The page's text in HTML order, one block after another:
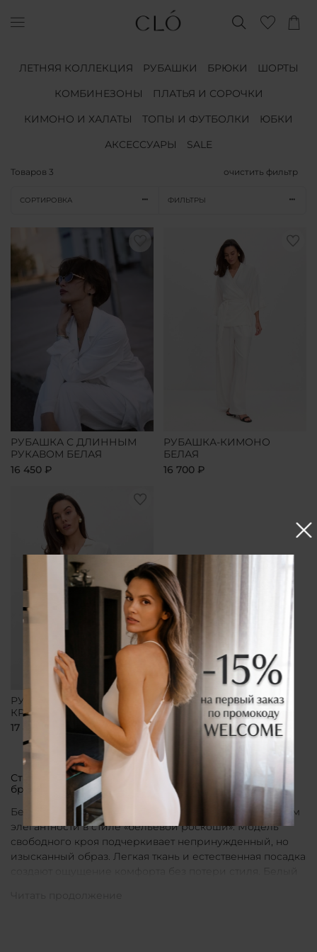
ЛЕТНЯЯ КОЛЛЕКЦИЯ РУБАШКИ БРЮКИ
ШОРТЫ
КОМБИНЕЗОНЫ
ПЛАТЬЯ И СОРОЧКИ
КИМОНО И ХАЛАТЫ
ТОПЫ И ФУТБОЛКИ
ЮБКИ
АКСЕССУАРЫ
SALE
Товаров 3 очистить фильтр
СОРТИРОВКА ФИЛЬТРЫ
РУБАШКА С ДЛИННЫМ
РУКАВОМ БЕЛАЯ
16 450 ₽
РУБАШКА-КИМОНО
БЕЛАЯ
16 700 ₽
РУБАШКА СВОБОДНОГО
КРОЯ БЕЛАЯ
17 800 ₽
Стильные рубашки в актуальном белом цвете от
бренда CLÓ
Белые рубашки от бренда CLÓ являются воплощением
элегантности в стиле «бельевой роскоши». Модель
свободного кроя подчеркивает непринужденный, но
изысканный образ. Легкая ткань и естественная посадка
создают ощущение комфорта без потери стиля. Белый